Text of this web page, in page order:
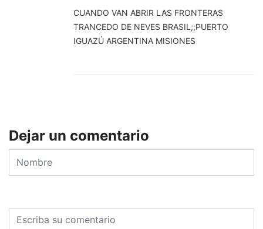
CUANDO VAN ABRIR LAS FRONTERAS
TRANCEDO DE NEVES BRASIL;;PUERTO
IGUAZÚ ARGENTINA MISIONES
Dejar un comentario